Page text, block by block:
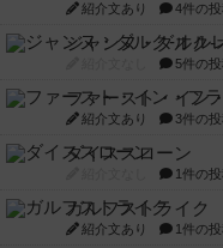
紹介文あり 4件の投
ジャンヌ・ダルク-
5件の
ファースト・イン
紹介文あり 3件の投
ダイススローン
1件の
ガルフストライク
紹介文あり 1件の